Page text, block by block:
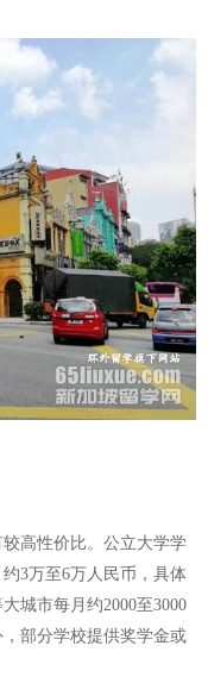
高性价比。公立大学学
3万至6万人民币，具体
城市每月约2000至3000
部分学校提供奖学金或